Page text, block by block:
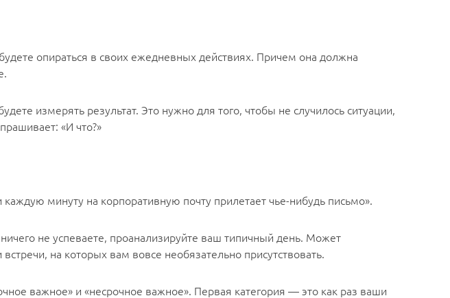
опираться в своих ежедневных действиях. Причем она должна
измерять результат. Это нужно для того, чтобы не случилось ситуации,
«И что?»
минуту на корпоративную почту прилетает чье-нибудь письмо».
не успеваете, проанализируйте ваш типичный день. Может
на которых вам вовсе необязательно присутствовать.
важное» и «несрочное важное». Первая категория — это как раз ваши